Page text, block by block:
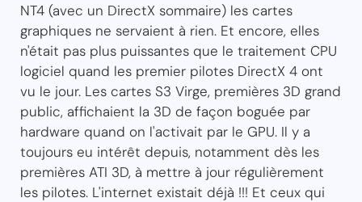
NT4 (avec un DirectX sommaire) les cartes
graphiques ne servaient à rien. Et encore, elles
n'était pas plus puissantes que le traitement CPU
logiciel quand les premier pilotes DirectX 4 ont
vu le jour. Les cartes S3 Virge, premières 3D grand
public, affichaient la 3D de façon boguée par
hardware quand on l'activait par le GPU. Il y a
toujours eu intérêt depuis, notamment dès les
premières ATI 3D, à mettre à jour régulièrement
les pilotes. L'internet existait déjà !!! Et ceux qui